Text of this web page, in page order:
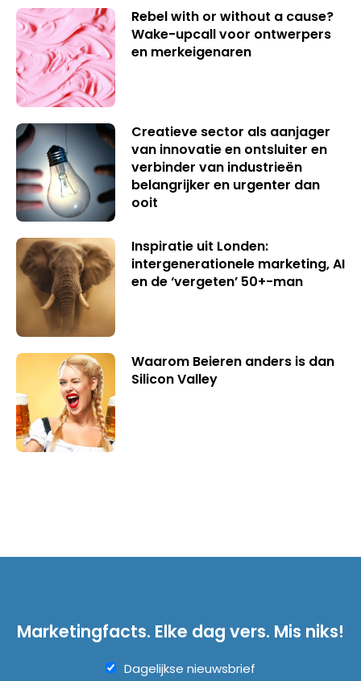
Rebel with or without a cause?
Wake-upcall voor ontwerpers
en merkeigenaren
Creatieve sector als aanjager
van innovatie en ontsluiter en
verbinder van industrieën
belangrijker en urgenter dan
ooit
Inspiratie uit Londen:
intergenerationele marketing, AI
en de ‘vergeten’ 50+-man
Waarom Beieren anders is dan
Silicon Valley
Marketingfacts. Elke dag vers. Mis niks!
Dagelijkse nieuwsbrief